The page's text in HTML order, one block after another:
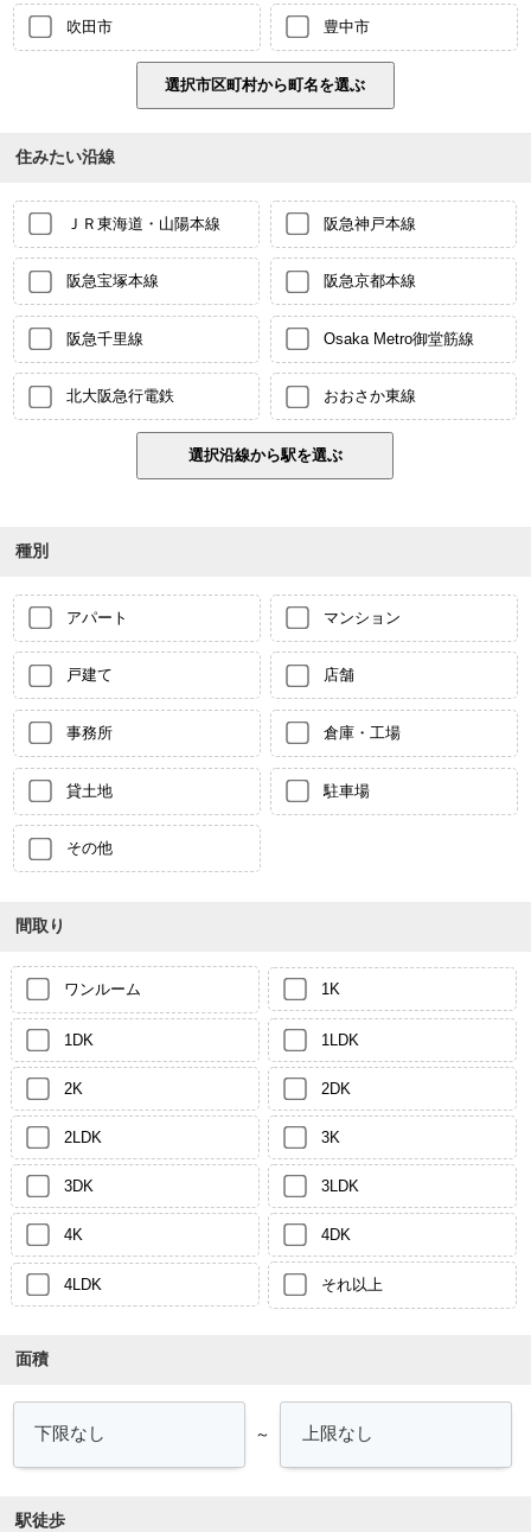
吹田市 豊中市
住みたい沿線
ＪＲ東海道・山陽本線 阪急神戸本線
阪急宝塚本線 阪急京都本線
阪急千里線 Osaka Metro御堂筋線
北大阪急行電鉄 おおさか東線
種別
アパート マンション
戸建て 店舗
事務所 倉庫・工場
貸土地 駐車場
その他
間取り
ワンルーム 1K
1DK 1LDK
2K 2DK
2LDK 3K
3DK 3LDK
4K 4DK
4LDK それ以上
面積
～
駅徒歩